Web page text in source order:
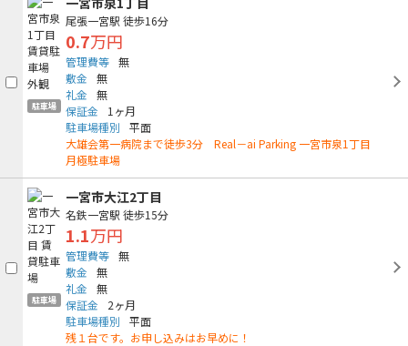
駐車場
尾張一宮駅 徒歩16分
0.7万円
管理費等 無
敷金
無
礼金
無
保証金
1ヶ月
駐車場種別
平面
大雄会第一病院まで徒歩3分 Real－ai Parking 一宮市泉1丁目
月極駐車場
駐車場
一宮市大江2丁目
名鉄一宮駅 徒歩15分
1.1万円
管理費等 無
敷金
無
礼金
無
保証金
2ヶ月
駐車場種別
平面
残１台です。お申し込みはお早めに！